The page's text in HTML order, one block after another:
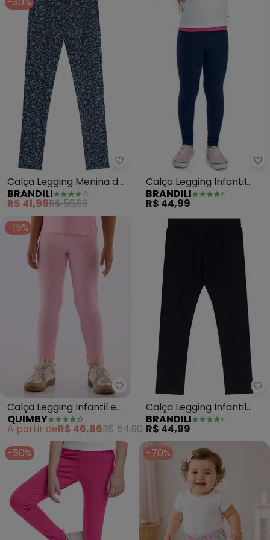
Brandili - Calça Legging
Calça Legging Menina de
Corações (Rosa)
BRANDILI
R$ 41,99R$ 59,99
Calça Legging Infantil
Menina (Azul)
BRANDILI
R$ 44,99
-15%
Quimby - Calça Legging
Calça Legging Infantil em
Cotton Rosa
QUIMBY
A partir deR$ 46,66R$ 54,90
Calça Legging Infantil
Menina (Preto)
BRANDILI
R$ 44,99
-50%
-70%